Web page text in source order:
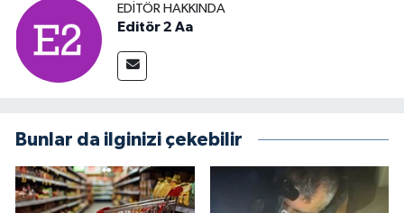
EDITÖR HAKKINDA
Editör 2 Aa
Bunlar da ilginizi çekebilir